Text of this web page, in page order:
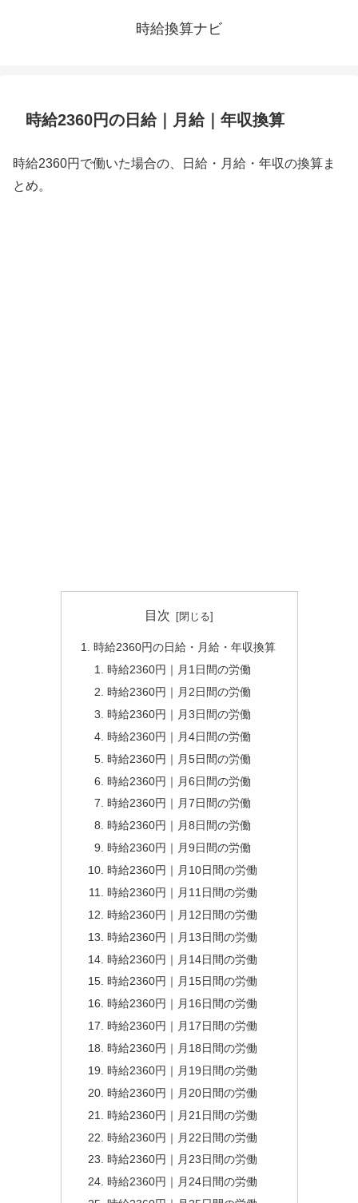
時給換算ナビ
時給2360円の日給｜月給｜年収換算
時給2360円で働いた場合の、日給・月給・年収の換算ま
とめ。
目次
時給2360円の日給・月給・年収換算
時給2360円｜月1日間の労働
時給2360円｜月2日間の労働
時給2360円｜月3日間の労働
時給2360円｜月4日間の労働
時給2360円｜月5日間の労働
時給2360円｜月6日間の労働
時給2360円｜月7日間の労働
時給2360円｜月8日間の労働
時給2360円｜月9日間の労働
時給2360円｜月10日間の労働
時給2360円｜月11日間の労働
時給2360円｜月12日間の労働
時給2360円｜月13日間の労働
時給2360円｜月14日間の労働
時給2360円｜月15日間の労働
時給2360円｜月16日間の労働
時給2360円｜月17日間の労働
時給2360円｜月18日間の労働
時給2360円｜月19日間の労働
時給2360円｜月20日間の労働
時給2360円｜月21日間の労働
時給2360円｜月22日間の労働
時給2360円｜月23日間の労働
時給2360円｜月24日間の労働